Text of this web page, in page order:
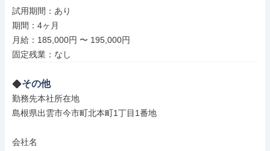
試用期間：あり
期間：4ヶ月
月給：185,000円 〜 195,000円
固定残業：なし
その他
勤務先本社所在地
島根県出雲市今市町北本町1丁目1番地
会社名